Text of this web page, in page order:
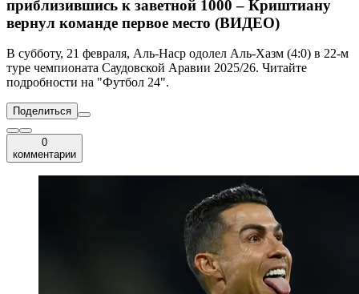
приблизившись к заветной 1000 – Криштиану
вернул команде первое место (ВИДЕО)
В субботу, 21 февраля, Аль-Наср одолел Аль-Хазм (4:0) в 22-м
туре чемпионата Саудовской Аравии 2025/26. Читайте
подробности на "Футбол 24".
Поделиться
0
комментарии